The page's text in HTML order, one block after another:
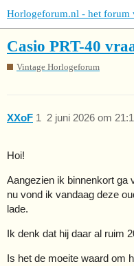
Horlogeforum.nl - het forum
Casio PRT-40
Vintage Horlogeforum
XXoF 2 juni 2026 om
1
Hoi!
Aangezien ik binnenkort ga
nu vond ik vandaag deze
lade.
Ik denk dat hij daar al ruim
Is het de moeite waard om